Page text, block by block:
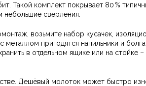
Такой комплект покрывает 80 %
небольшие сверления.
возьмите набор кусачек,
металлом пригодятся напильники и
в отдельном ящике или на стойке
Дешёвый молоток может быстро